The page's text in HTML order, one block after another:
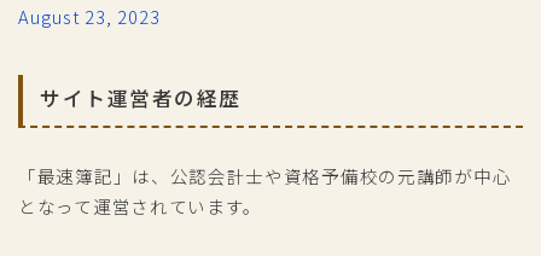
August 23, 2023
サイト運営者の経歴
「最速簿記」は、公認会計士や資格予備校の元講師が中心
となって運営されています。